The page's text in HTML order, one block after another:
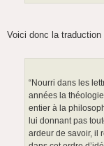
Voici donc la traduction
“Nourri dans les
années la
entier à la
lui donnant pas
ardeur de savoir, il